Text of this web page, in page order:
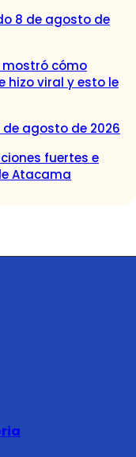
8 de agosto de
mostró cómo
hizo viral y esto le
de agosto de 2026
fuertes e
Atacama